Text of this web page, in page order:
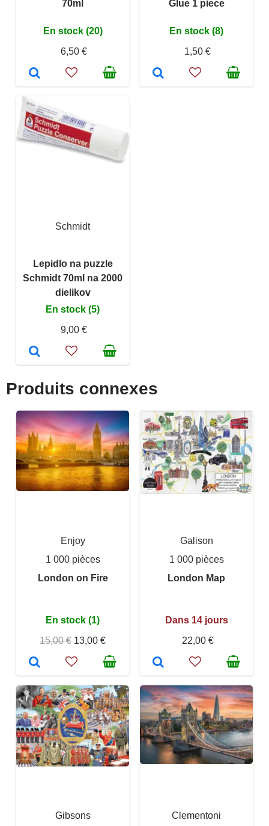
70ml
En stock (20)
6,50 €
Glue 1 piece
En stock (8)
1,50 €
Schmidt
Lepidlo na puzzle
Schmidt 70ml na 2000
dielikov
En stock (5)
9,00 €
Produits connexes
Enjoy
1 000 pièces
London on Fire
En stock (1)
15,00 € 13,00 €
Galison
1 000 pièces
London Map
Dans 14 jours
22,00 €
Gibsons
Clementoni